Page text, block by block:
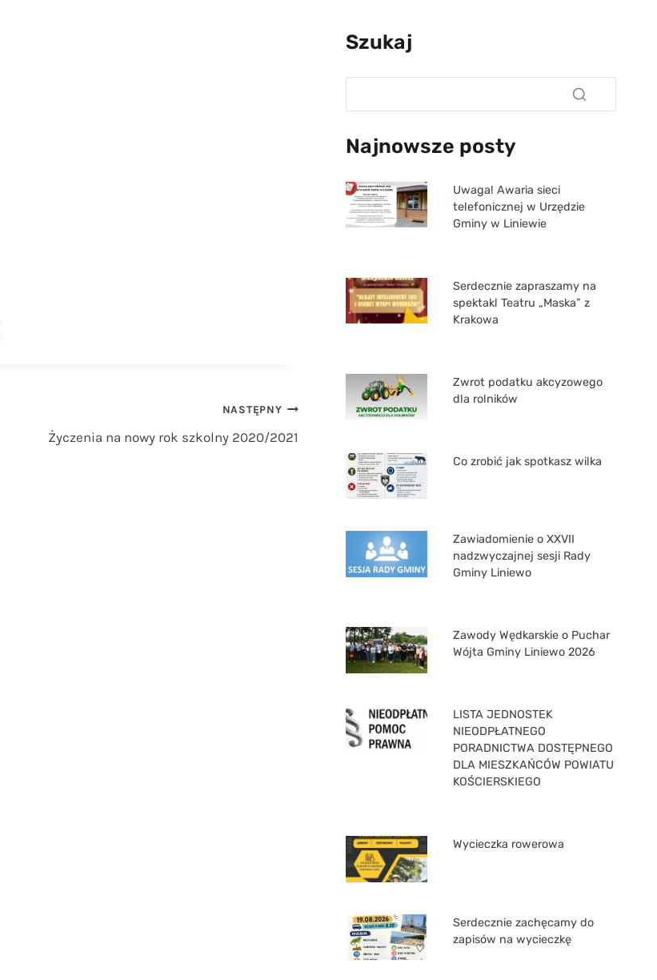
NASTĘPNY
Życzenia na nowy rok szkolny 2020/2021
Szukaj
Najnowsze posty
Uwaga! Awaria sieci
telefonicznej w Urzędzie
Gminy w Liniewie
Serdecznie zapraszamy na
spektakl Teatru „Maska” z
Krakowa
Zwrot podatku akcyzowego
dla rolników
Co zrobić jak spotkasz wilka
Zawiadomienie o XXVII
nadzwyczajnej sesji Rady
Gminy Liniewo
Zawody Wędkarskie o Puchar
Wójta Gminy Liniewo 2026
LISTA JEDNOSTEK
NIEODPŁATNEGO
PORADNICTWA DOSTĘPNEGO
DLA MIESZKAŃCÓW POWIATU
KOŚCIERSKIEGO
Wycieczka rowerowa
Serdecznie zachęcamy do
zapisów na wycieczkę